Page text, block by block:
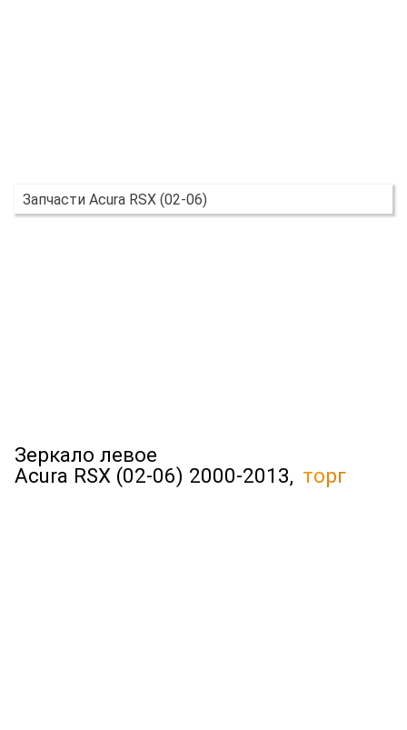
Запчасти Acura RSX (02-06)
Зеркало левое
Acura RSX (02-06) 2000-2013, торг